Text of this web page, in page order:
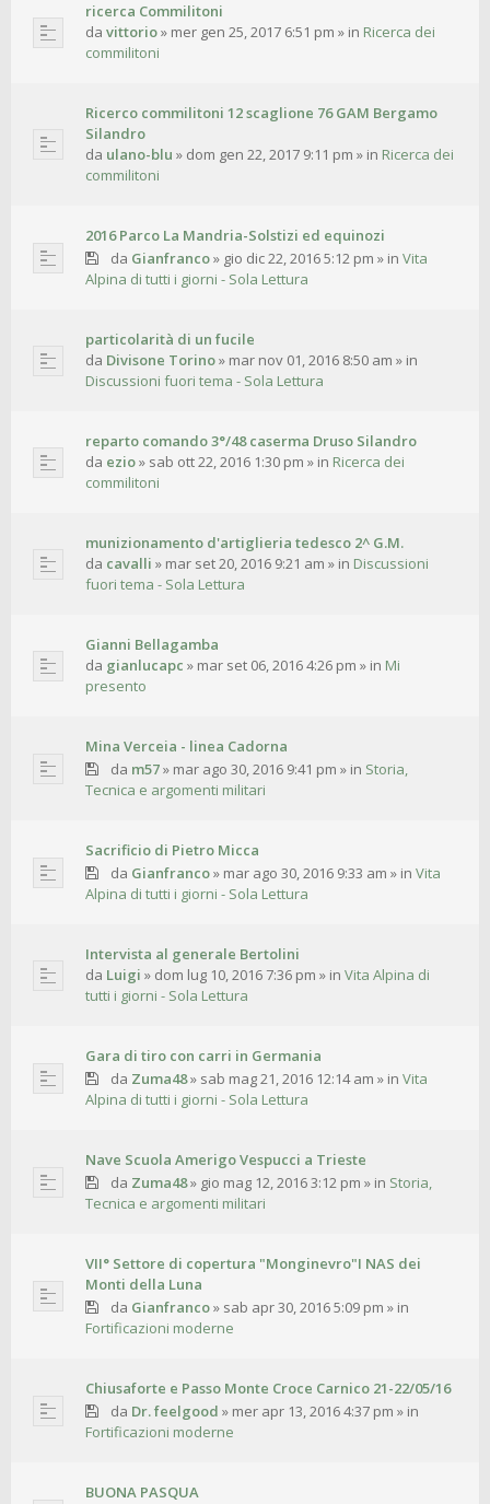
ricerca Commilitoni
da vittorio» mer gen 25, 2017 6:51 pm » in Ricerca dei
commilitoni
Ricerco commilitoni 12 scaglione 76 GAM Bergamo
Silandro
da ulano-blu » dom gen 22, 2017 9:11 pm » in Ricerca dei
commilitoni
2016 Parco La Mandria-Solstizi ed equinozi
da Gianfranco» gio dic 22, 2016 5:12 pm » in Vita
Alpina di tutti i giorni - Sola Lettura
particolarità di un fucile
da Divisone Torino» mar nov 01, 2016 8:50 am » in
Discussioni fuori tema - Sola Lettura
reparto comando 3°/48 caserma Druso Silandro
da ezio» sab ott 22, 2016 1:30 pm » in Ricerca dei
commilitoni
munizionamento d'artiglieria tedesco 2^ G.M.
da cavalli » mar set 20, 2016 9:21 am » in Discussioni
fuori tema - Sola Lettura
Gianni Bellagamba
da gianlucapc » mar set 06, 2016 4:26 pm » in Mi
presento
Mina Verceia - linea Cadorna
da m57» mar ago 30, 2016 9:41 pm » in Storia,
Tecnica e argomenti militari
Sacrificio di Pietro Micca
da Gianfranco» mar ago 30, 2016 9:33 am » in Vita
Alpina di tutti i giorni - Sola Lettura
Intervista al generale Bertolini
da Luigi » dom lug 10, 2016 7:36 pm » in Vita Alpina di
tutti i giorni - Sola Lettura
Gara di tiro con carri in Germania
da Zuma48» sab mag 21, 2016 12:14 am » in Vita
Alpina di tutti i giorni - Sola Lettura
Nave Scuola Amerigo Vespucci a Trieste
da Zuma48» gio mag 12, 2016 3:12 pm » in Storia,
Tecnica e argomenti militari
VII° Settore di copertura "Monginevro"I NAS dei
Monti della Luna
da Gianfranco» sab apr 30, 2016 5:09 pm » in
Fortificazioni moderne
Chiusaforte e Passo Monte Croce Carnico 21-22/05/16
da Dr. feelgood » mer apr 13, 2016 4:37 pm » in
Fortificazioni moderne
BUONA PASQUA